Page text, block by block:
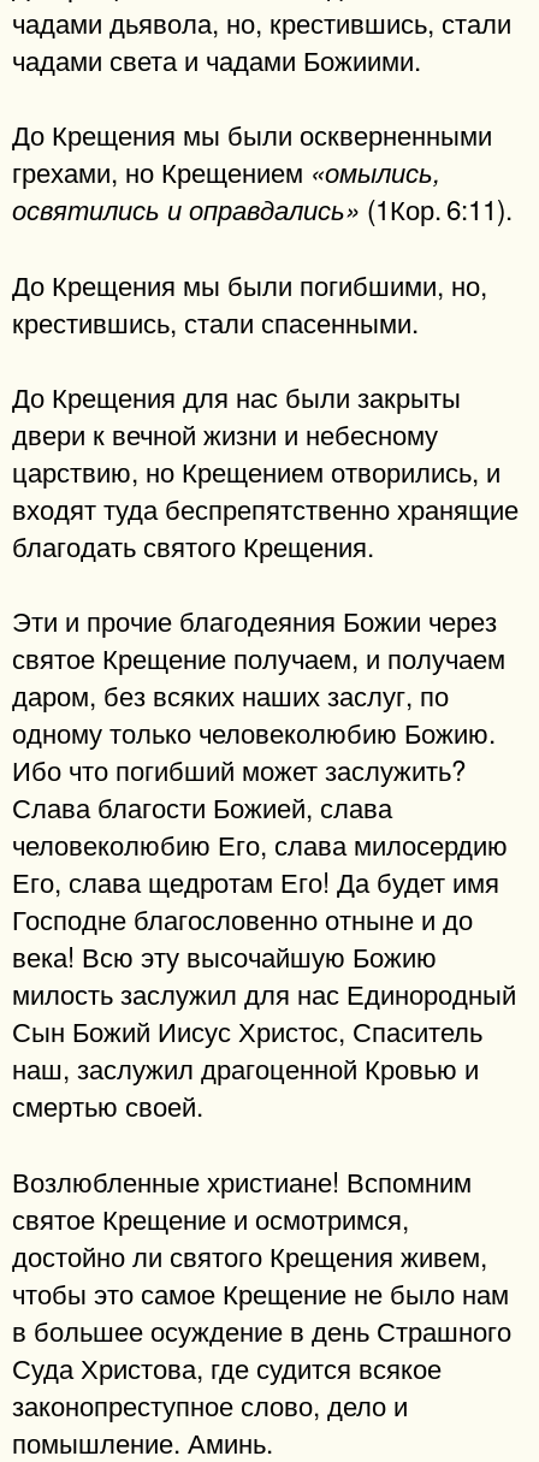
чадами дьявола, но, крестившись, стали
чадами света и чадами Божиими.
До Крещения мы были оскверненными
грехами, но Крещением «омылись,
освятились и оправдались» (1Кор. 6:11).
До Крещения мы были погибшими, но,
крестившись, стали спасенными.
До Крещения для нас были закрыты
двери к вечной жизни и небесному
царствию, но Крещением отворились, и
входят туда беспрепятственно хранящие
благодать святого Крещения.
Эти и прочие благодеяния Божии через
святое Крещение получаем, и получаем
даром, без всяких наших заслуг, по
одному только человеколюбию Божию.
Ибо что погибший может заслужить?
Слава благости Божией, слава
человеколюбию Его, слава милосердию
Его, слава щедротам Его! Да будет имя
Господне благословенно отныне и до
века! Всю эту высочайшую Божию
милость заслужил для нас Единородный
Сын Божий Иисус Христос, Спаситель
наш, заслужил драгоценной Кровью и
смертью своей.
Возлюбленные христиане! Вспомним
святое Крещение и осмотримся,
достойно ли святого Крещения живем,
чтобы это самое Крещение не было нам
в большее осуждение в день Страшного
Суда Христова, где судится всякое
законопреступное слово, дело и
помышление. Аминь.